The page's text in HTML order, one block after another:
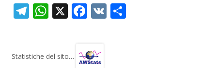
T
gr
W
s
X F
b
V
Statistiche del sito…